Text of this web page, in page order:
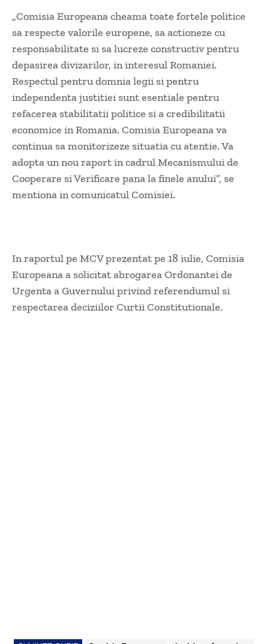
„Comisia Europeana cheama toate fortele politice
sa respecte valorile europene, sa actioneze cu
responsabilitate si sa lucreze constructiv pentru
depasirea divizarilor, in interesul Romaniei.
Respectul pentru domnia legii si pentru
independenta justitiei sunt esentiale pentru
refacerea stabilitatii politice si a credibilitatii
economice in Romania. Comisia Europeana va
continua sa monitorizeze situatia cu atentie. Va
adopta un nou raport in cadrul Mecanismului de
Cooperare si Verificare pana la finele anului”, se
mentiona in comunicatul Comisiei.
In raportul pe MCV prezentat pe 18 iulie, Comisia
Europeana a solicitat abrogarea Ordonantei de
Urgenta a Guvernului privind referendumul si
respectarea deciziilor Curtii Constitutionale.